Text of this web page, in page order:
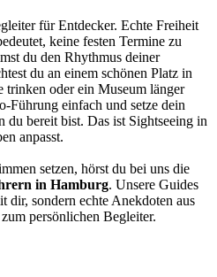
für Entdecker. Echte Freiheit
keine festen Termine zu
du den Rhythmus deiner
du an einem schönen Platz in
trinken oder ein Museum länger
Führung einfach und setze dein
bereit bist. Das ist Sightseeing in
anpasst.
setzen, hörst du bei uns die
in Hamburg. Unsere Guides
dir, sondern echte Anekdoten aus
persönlichen Begleiter.